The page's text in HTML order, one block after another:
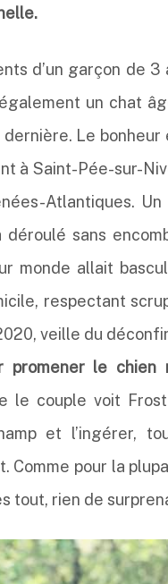
d’un garçon de 3
un chat
Le
à Saint-Pée-sur-
Atlantiques.
sans
monde allait
respectant
veille du
promener le chien
le couple voit
et l’ingérer,
Comme pour la
tout, rien de